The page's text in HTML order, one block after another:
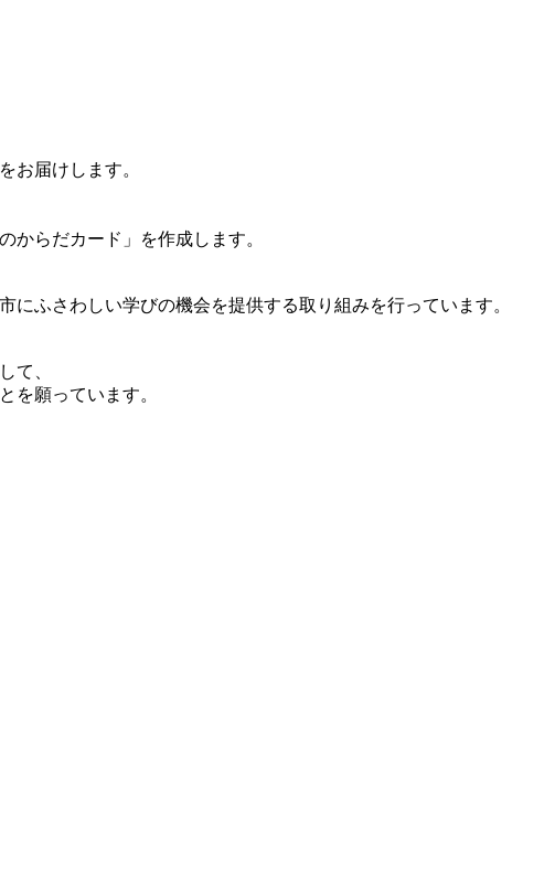
お届けします。
からだカード」を作成します。
にふさわしい学びの機会を提供する取り組みを行っています。
て、
を願っています。